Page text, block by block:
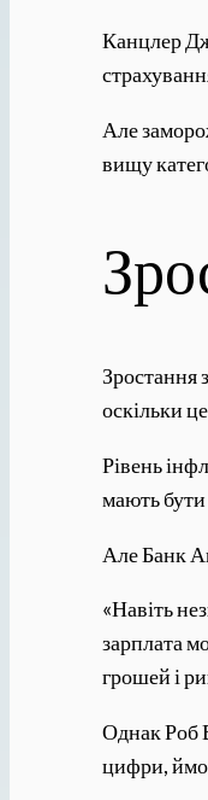
Канцлер
Але
вищу
Зростання
оскільки
Рівень
мають бути
Але Банк
«Навіть
зарплата
грошей і
Однак Роб
цифри,